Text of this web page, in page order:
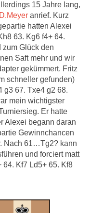
15 Jahre lang,
anrief. Kurz
hatten Alexei
63. Kg6 f4+ 64.
zum Glück den
Saft mehr und wir
gekümmert. Fritz
schneller gefunden)
g3 67. Txe4 g2 68.
mein wichtigster
Er hatte
Alexei begann daran
Gewinnchancen
Nach 61…Tg2? kann
und forciert matt
64. Kf7 Ld5+ 65. Kf8